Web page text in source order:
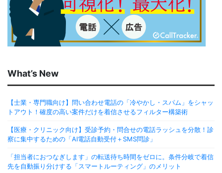
What’s New
【士業・専門職向け】問い合わせ電話の「冷やかし・スパム」をシャッ
トアウト！確度の高い案件だけを着信させるフィルター構築術
【医療・クリニック向け】受診予約・問合せの電話ラッシュを分散！診
察に集中するための「AI電話自動受付＋SMS問診」
「担当者におつなぎします」の転送待ち時間をゼロに。条件分岐で着信
先を自動振り分けする「スマートルーティング」のメリット